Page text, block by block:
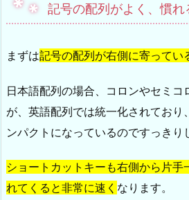
記号の配列がよく、慣れ
まずは記号の配列が右側に寄ってい
日本語配列の場合、コロンやセミコ
が、英語配列では統一化されており
ンパクトになっているのですっきり
ショートカットキーも右側から片手
れてくると非常に速く なります。